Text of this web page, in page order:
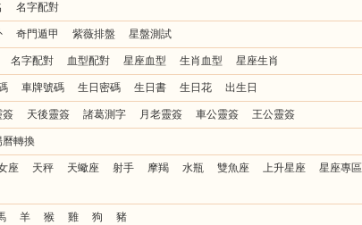
名字配對
奇門遁甲 紫薇排盤 星盤測試
名字配對 血型配對 星座血型 生肖血型 星座生肖
車牌號碼 生日密碼 生日書 生日花 出生日
簽 天後靈簽 諸葛測字 月老靈簽 車公靈簽 王公靈簽
曆轉換
座 天秤 天蠍座 射手 摩羯 水瓶 雙魚座 上升星座
星座專區
羊 猴 雞 狗 豬